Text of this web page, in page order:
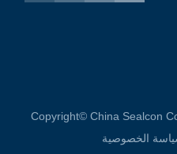
Copyright© China Sealcon
الخصوصية